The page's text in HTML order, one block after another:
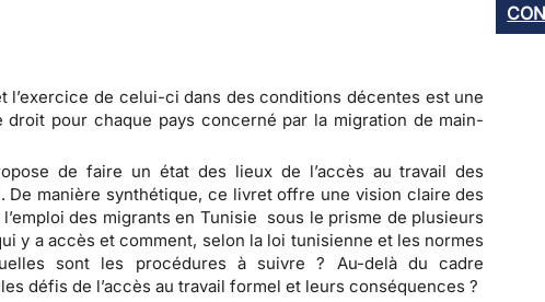
l’exercice de celui-ci dans des conditions décentes est une
droit pour chaque pays concerné par la migration de main-
de faire un état des lieux de l’accès au travail des
De manière synthétique, ce livret offre une vision claire des
l’emploi des migrants en Tunisie sous le prisme de plusieurs
y a accès et comment, selon la loi tunisienne et les normes
sont les procédures à suivre ? Au-delà du cadre
défis de l’accès au travail formel et leurs conséquences ?